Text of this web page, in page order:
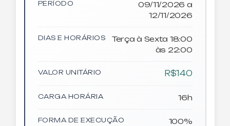
PERÍODO
09/11/2026 a
12/11/2026
DIAS E HORÁRIOS
Terça à Sexta 18:00
às 22:00
VALOR UNITÁRIO R$140
CARGA HORÁRIA 16h
FORMA DE EXECUÇÃO
100%